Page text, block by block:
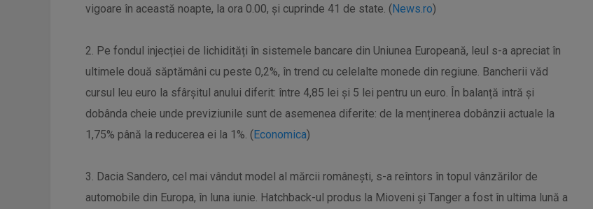
vigoare în această noapte, la ora 0.00, și cuprinde 41 de state. (News.ro)
2. Pe fondul injecției de lichidități în sistemele bancare din Uniunea Europeană, leul s-a apreciat în
ultimele două săptămâni cu peste 0,2%, în trend cu celelalte monede din regiune. Bancherii văd
cursul leu euro la sfârșitul anului diferit: între 4,85 lei și 5 lei pentru un euro. În balanță intră și
dobânda cheie unde previziunile sunt de asemenea diferite: de la menținerea dobânzii actuale la
1,75% până la reducerea ei la 1%. (Economica)
3. Dacia Sandero, cel mai vândut model al mărcii românești, s-a reîntors în topul vânzărilor de
automobile din Europa, în luna iunie. Hatchback-ul produs la Mioveni și Tanger a fost în ultima lună a